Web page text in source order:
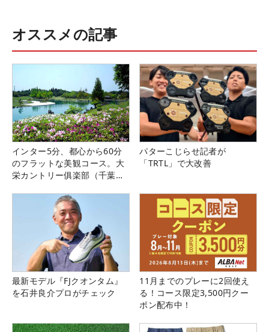
オススメの記事
インター5分、都心から60分
のフラットな美観コース。大
栄カントリー俱楽部（千葉
パターこじらせ記者が
「TRTL」で大改善
最新モデル『FJクオンタム』
を石井良介プロがチェック
11月までのプレーに2回使え
る！コース限定3,500円クー
ポン配布中！